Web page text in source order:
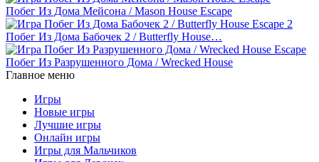
Побег Из Дома Мейсона / Mason House Escape
Побег Из Дома Бабочек 2 / Butterfly House…
Побег Из Разрушенного Дома / Wrecked House
Главное меню
Игры
Новые игры
Лучшие игры
Онлайн игры
Игры для Мальчиков